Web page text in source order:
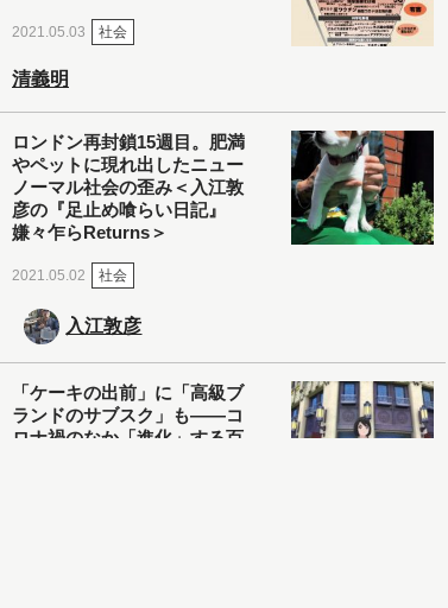
2021.05.03 社会
清義明
ロンドン再封鎖15週目。肥満
やペットに現れ出したニュー
ノーマル社会の歪み＜入江敦
彦の『足止め喰らい日記』
嫌々乍らReturns＞
2021.05.02 社会
入江敦彦
「ケーキの出前」に「高級ブ
ランドのサブスク」も――コ
ロナ禍のなか「進化」する百